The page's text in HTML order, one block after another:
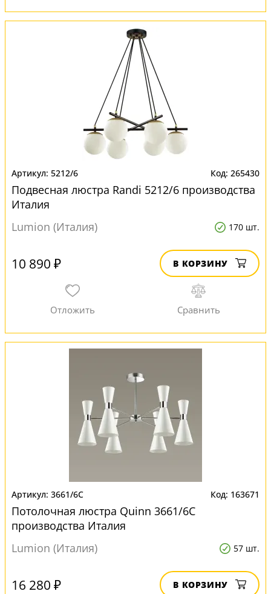
5212/6 265430
Подвесная люстра Randi 5212/6 производства
Италия
Lumion (Италия)
170 шт.
10 890 ₽ В КОРЗИНУ
3661/6C 163671
Потолочная люстра Quinn 3661/6C
производства Италия
Lumion (Италия)
57 шт.
16 280 ₽ В КОРЗИНУ